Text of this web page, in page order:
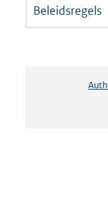
Beleidsregels